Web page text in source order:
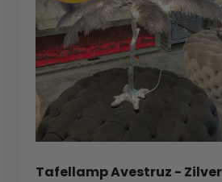
Tafellamp Avestruz - Zilver